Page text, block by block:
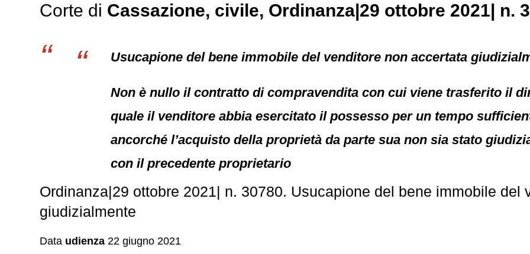
Corte di Cassazione, civile, Ordinanza|29 ottobre 2021| n.
Usucapione del bene immobile del venditore non accertata
Non è nullo il contratto di compravendita con cui viene trasferito il
quale il venditore abbia esercitato il possesso per un tempo
ancorché l’acquisto della proprietà da parte sua non sia stato
con il precedente proprietario
Ordinanza|29 ottobre 2021| n. 30780. Usucapione del bene immobile del
giudizialmente
Data udienza 22 giugno 2021